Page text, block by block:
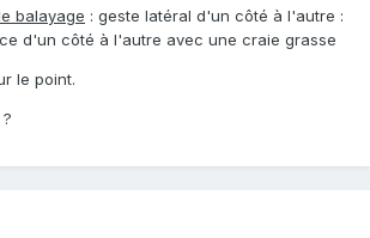
balayage : geste latéral d'un côté à l'autre :
d'un côté à l'autre avec une craie grasse
le point.